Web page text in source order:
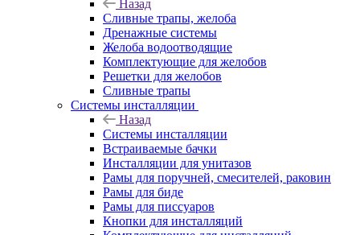
Назад
Сливные трапы, желоба
Дренажные системы
Желоба водоотводящие
Комплектующие для желобов
Решетки для желобов
Сливные трапы
Системы инсталляции
Назад
Системы инсталляции
Встраиваемые бачки
Инсталляции для унитазов
Рамы для поручней, смесителей, раковин
Рамы для биде
Рамы для писсуаров
Кнопки для инсталляций